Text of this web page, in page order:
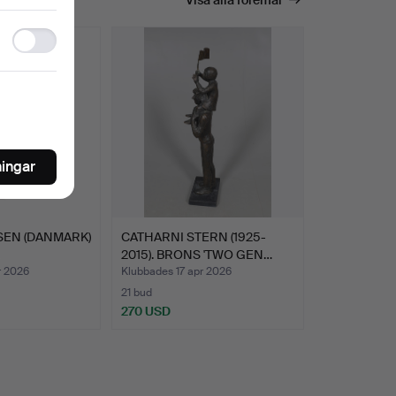
(DANMARK)
2026
CATHARNI STERN (1925-
2015). BRONS 'TWO GEN…
Klubbades 17 apr 2026
21 bud
270 USD
Ad
storage